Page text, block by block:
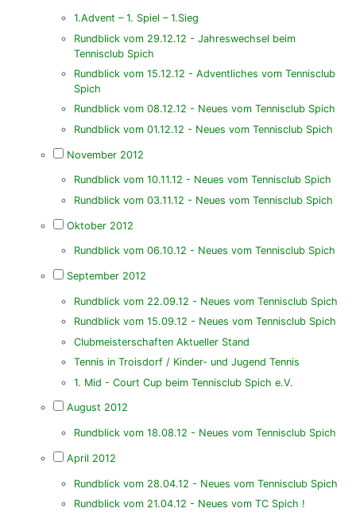
1.Advent – 1. Spiel – 1.Sieg
Rundblick vom 29.12.12 - Jahreswechsel beim
Tennisclub Spich
Rundblick vom 15.12.12 - Adventliches vom Tennisclub
Spich
Rundblick vom 08.12.12 - Neues vom Tennisclub Spich
Rundblick vom 01.12.12 - Neues vom Tennisclub Spich
November 2012
Rundblick vom 10.11.12 - Neues vom Tennisclub Spich
Rundblick vom 03.11.12 - Neues vom Tennisclub Spich
Oktober 2012
Rundblick vom 06.10.12 - Neues vom Tennisclub Spich
September 2012
Rundblick vom 22.09.12 - Neues vom Tennisclub Spich
Rundblick vom 15.09.12 - Neues vom Tennisclub Spich
Clubmeisterschaften Aktueller Stand
Tennis in Troisdorf / Kinder- und Jugend Tennis
1. Mid - Court Cup beim Tennisclub Spich e.V.
August 2012
Rundblick vom 18.08.12 - Neues vom Tennisclub Spich
April 2012
Rundblick vom 28.04.12 - Neues vom Tennisclub Spich
Rundblick vom 21.04.12 - Neues vom TC Spich !